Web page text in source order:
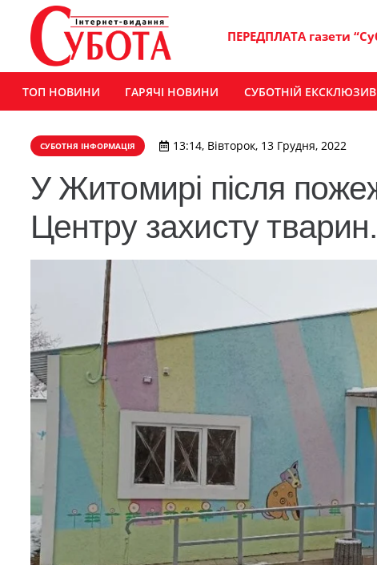
ПЕРЕДПЛАТА газети
ТОП НОВИНИ ГАРЯЧІ НОВИНИ СУБОТНІЙ ЕКСКЛЮЗИВ
СУБОТНЯ ІНФОРМАЦІЯ 13:14, Вівторок, 13 Грудня, 2022
У Житомирі після
Центру захисту